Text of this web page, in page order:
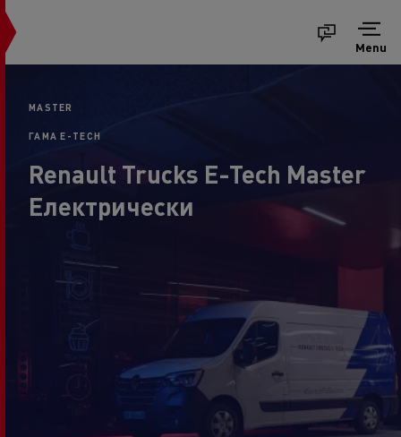
Menu
MASTER
ГАМА E-TECH
Renault Trucks E-Tech Master
Eлектрически